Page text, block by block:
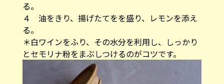
る。
４ 油をきり、揚げたてをを盛り、レモンを添え
る。
＊白ワインをふり、その水分を利用し、しっかり
とセモリナ粉をまぶしつけるのがコツです。